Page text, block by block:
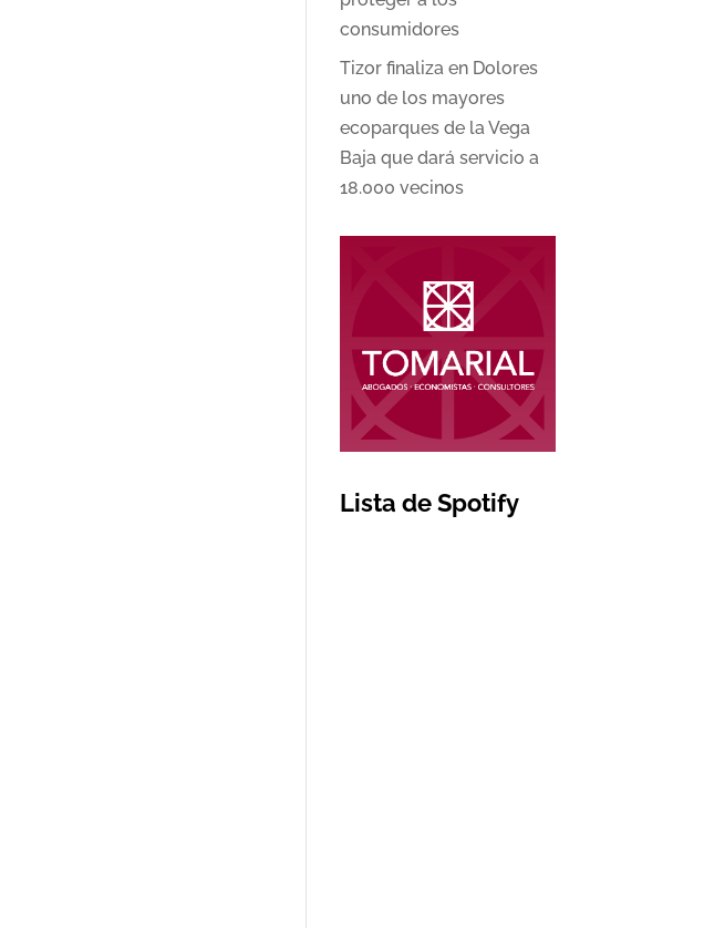
consumidores
Tizor finaliza en Dolores
uno de los mayores
ecoparques de la Vega
Baja que dará servicio a
18.000 vecinos
Lista de Spotify